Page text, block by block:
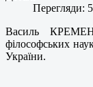
Перегляди:
Василь
філософських
України.